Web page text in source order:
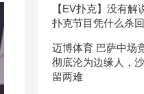
【EV扑克】没有
扑克节目凭什么杀
迈博体育 巴萨中场
彻底沦为边缘人，
留两难